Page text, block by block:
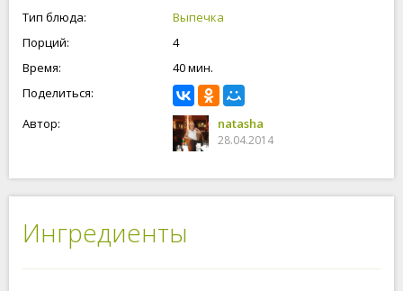
Тип блюда:
Выпечка
Порций:
4
Время:
40 мин.
Поделиться:
Автор:
natasha
28.04.2014
Ингредиенты